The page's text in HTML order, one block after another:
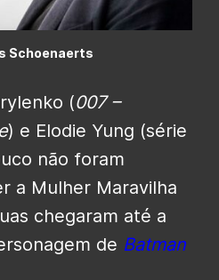
Schoenaerts
(007 –
) e Elodie Yung (série
não foram
a Mulher Maravilha
chegaram até a
de Batman